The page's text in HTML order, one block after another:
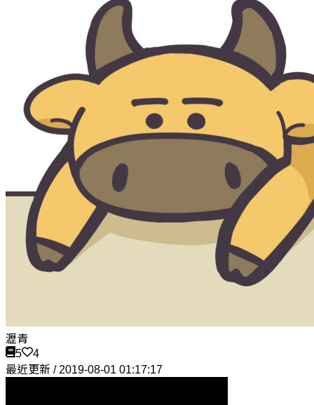
瀝青
5
4
最近更新 / 2019-08-01 01:17:17